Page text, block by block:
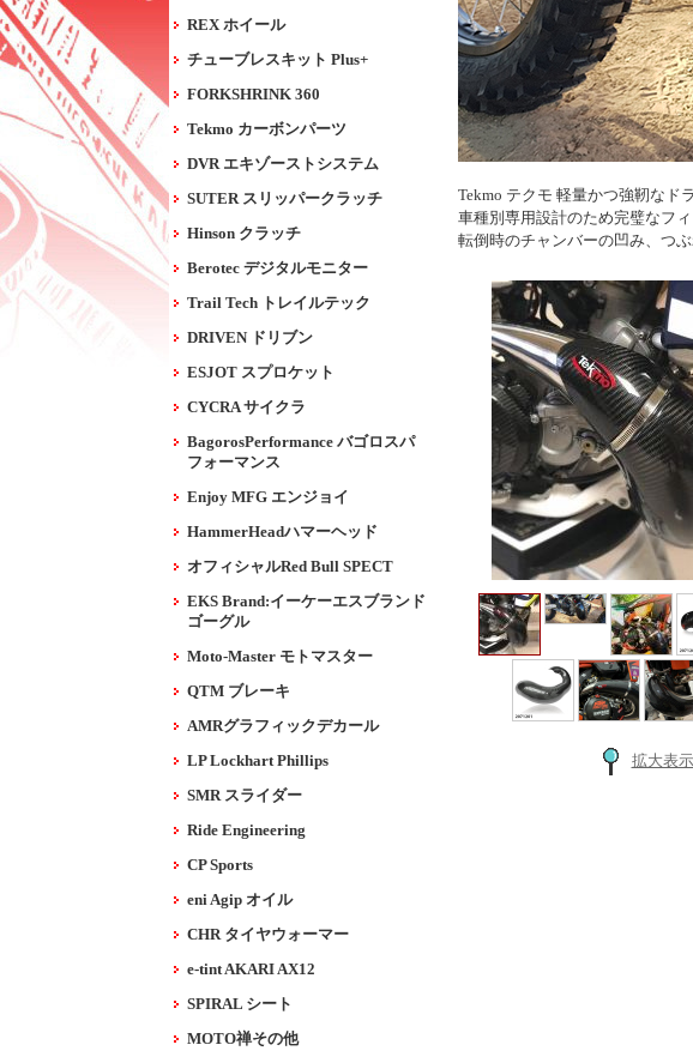
REX ホイール
チューブレスキット Plus+
FORKSHRINK 360
Tekmo カーボンパーツ
DVR エキゾーストシステム
SUTER スリッパークラッチ
Hinson クラッチ
Berotec デジタルモニター
Trail Tech トレイルテック
DRIVEN ドリブン
ESJOT スプロケット
CYCRA サイクラ
BagorosPerformance バゴロスパ
フォーマンス
Enjoy MFG エンジョイ
HammerHeadハマーヘッド
オフィシャルRed Bull SPECT
EKS Brand:イーケーエスブランド
ゴーグル
Moto-Master モトマスター
QTM ブレーキ
AMRグラフィックデカール
LP Lockhart Phillips
SMR スライダー
Ride Engineering
CP Sports
eni Agip オイル
CHR タイヤウォーマー
e-tint AKARI AX12
SPIRAL シート
MOTO禅その他
Tekmo テクモ 軽量かつ強靭なド
車種別専用設計のため完璧なフィ
転倒時のチャンバーの凹み、つぶ
拡大表示